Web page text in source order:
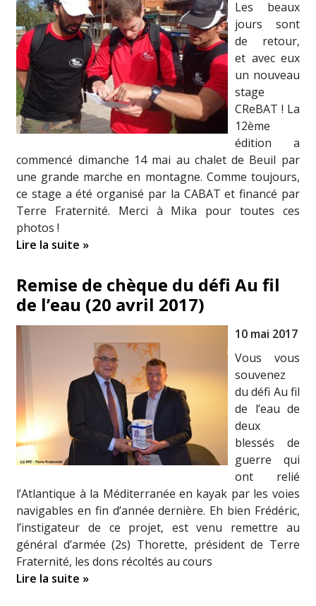
Les beaux
jours sont
de retour,
et avec eux
un nouveau
stage
CReBAT ! La
12ème
édition a
commencé dimanche 14 mai au chalet de Beuil par
une grande marche en montagne. Comme toujours,
ce stage a été organisé par la CABAT et financé par
Terre Fraternité. Merci à Mika pour toutes ces
photos !
Lire la suite »
Remise de chèque du défi Au fil
de l’eau (20 avril 2017)
10 mai 2017
Vous vous
souvenez
du défi Au fil
de l’eau de
deux
blessés de
guerre qui
ont relié
l’Atlantique à la Méditerranée en kayak par les voies
navigables en fin d’année dernière. Eh bien Frédéric,
l’instigateur de ce projet, est venu remettre au
général d’armée (2s) Thorette, président de Terre
Fraternité, les dons récoltés au cours
Lire la suite »